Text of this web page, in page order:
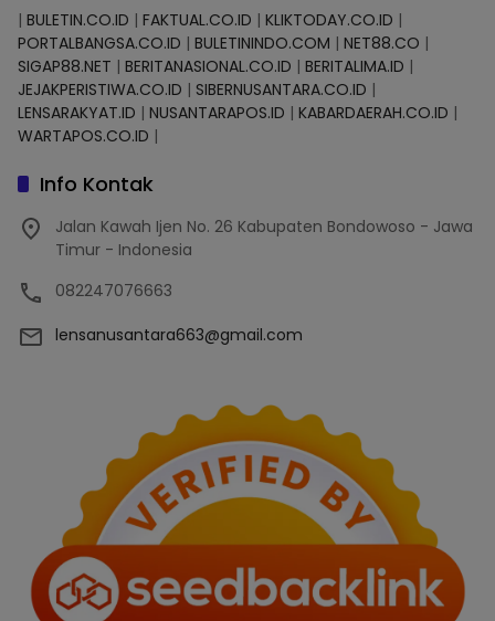
| BULETIN.CO.ID | FAKTUAL.CO.ID | KLIKTODAY.CO.ID |
PORTALBANGSA.CO.ID | BULETININDO.COM | NET88.CO |
SIGAP88.NET | BERITANASIONAL.CO.ID | BERITALIMA.ID |
JEJAKPERISTIWA.CO.ID | SIBERNUSANTARA.CO.ID |
LENSARAKYAT.ID | NUSANTARAPOS.ID | KABARDAERAH.CO.ID |
WARTAPOS.CO.ID |
Info Kontak
Jalan Kawah Ijen No. 26 Kabupaten Bondowoso - Jawa
Timur - Indonesia
082247076663
lensanusantara663@gmail.com